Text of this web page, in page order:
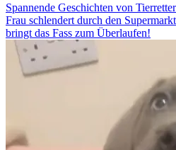
Spannende Geschichten von
Frau schlendert durch den
bringt das Fass zum Überlaufen!